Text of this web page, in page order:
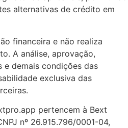
alternativas de crédito em
financeira e não realiza
A análise, aprovação,
demais condições das
exclusiva das
pertencem à Bext
nº 26.915.796/0001-04,